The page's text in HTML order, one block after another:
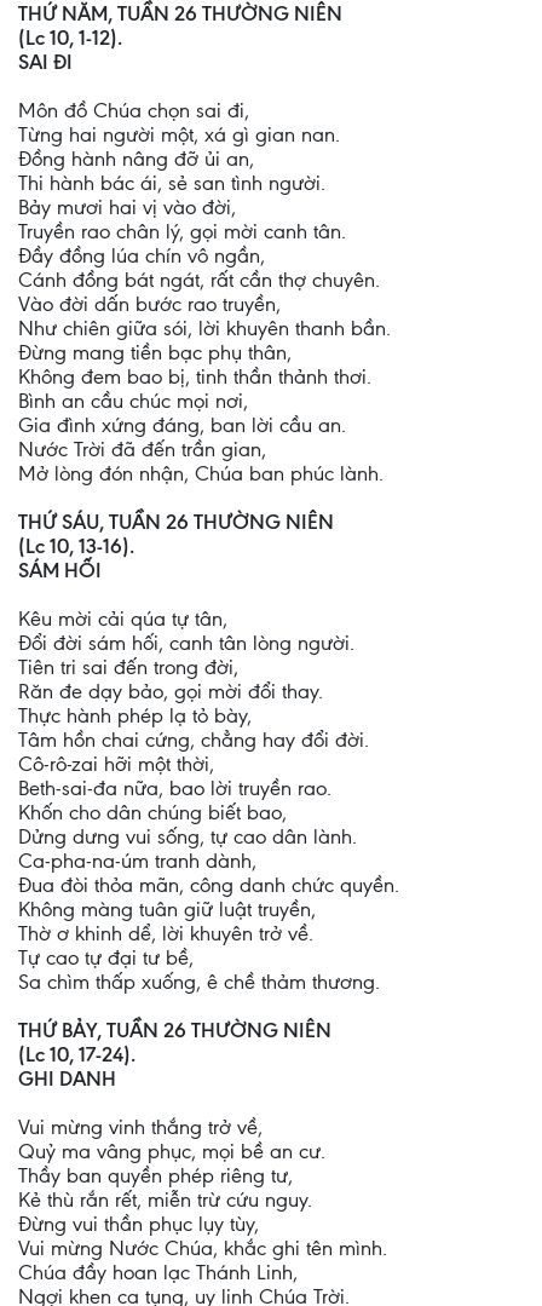
THỨ NĂM, TUẦN 26 THƯỜNG NIÊN
(Lc 10, 1-12).
SAI ĐI
Môn đồ Chúa chọn sai đi,
Từng hai người một, xá gì gian nan.
Đồng hành nâng đỡ ủi an,
Thi hành bác ái, sẻ san tình người.
Bảy mươi hai vị vào đời,
Truyền rao chân lý, gọi mời canh tân.
Đầy đồng lúa chín vô ngần,
Cánh đồng bát ngát, rất cần thợ chuyên.
Vào đời dấn bước rao truyền,
Như chiên giữa sói, lời khuyên thanh bần.
Đừng mang tiền bạc phụ thân,
Không đem bao bị, tinh thần thảnh thơi.
Bình an cầu chúc mọi nơi,
Gia đình xứng đáng, ban lời cầu an.
Nước Trời đã đến trần gian,
Mở lòng đón nhận, Chúa ban phúc lành.
THỨ SÁU, TUẦN 26 THƯỜNG NIÊN
(Lc 10, 13-16).
SÁM HỐI
Kêu mời cải qúa tự tân,
Đổi đời sám hối, canh tân lòng người.
Tiên tri sai đến trong đời,
Răn đe dạy bảo, gọi mời đổi thay.
Thực hành phép lạ tỏ bày,
Tâm hồn chai cứng, chẳng hay đổi đời.
Cô-rô-zai hỡi một thời,
Beth-sai-đa nữa, bao lời truyền rao.
Khốn cho dân chúng biết bao,
Dửng dưng vui sống, tự cao dân lành.
Ca-pha-na-úm tranh dành,
Đua đòi thỏa mãn, công danh chức quyền.
Không màng tuân giữ luật truyền,
Thờ ơ khinh dể, lời khuyên trở về.
Tự cao tự đại tư bề,
Sa chìm thấp xuống, ê chề thảm thương.
THỨ BẢY, TUẦN 26 THƯỜNG NIÊN
(Lc 10, 17-24).
GHI DANH
Vui mừng vinh thắng trở về,
Quỷ ma vâng phục, mọi bề an cư.
Thầy ban quyền phép riêng tư,
Kẻ thù rắn rết, miễn trừ cứu nguy.
Đừng vui thần phục lụy tùy,
Vui mừng Nước Chúa, khắc ghi tên mình.
Chúa đầy hoan lạc Thánh Linh,
Ngợi khen ca tụng, uy linh Chúa Trời.